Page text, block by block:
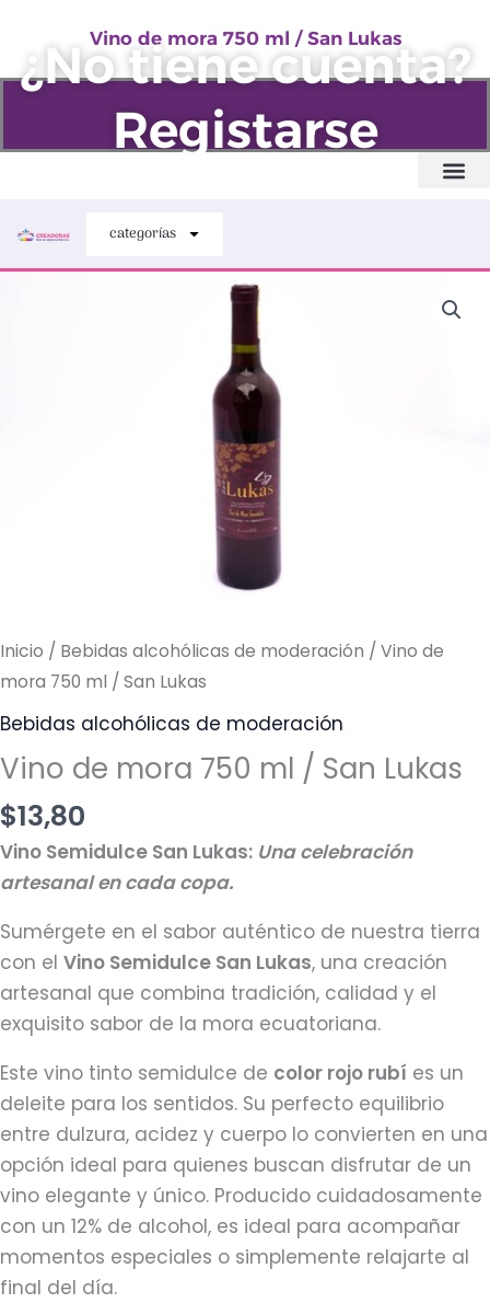
contenido
Vino de mora 750 ml / San Lukas
¿No tiene cuenta?
Registarse
categorías
Inicio / Bebidas alcohólicas de moderación / Vino de
mora 750 ml / San Lukas
Bebidas alcohólicas de moderación
Vino de mora 750 ml / San Lukas
$13,80
Vino Semidulce San Lukas: Una celebración
artesanal en cada copa.
Sumérgete en el sabor auténtico de nuestra tierra
con el Vino Semidulce San Lukas, una creación
artesanal que combina tradición, calidad y el
exquisito sabor de la mora ecuatoriana.
Este vino tinto semidulce de color rojo rubí es un
deleite para los sentidos. Su perfecto equilibrio
entre dulzura, acidez y cuerpo lo convierten en una
opción ideal para quienes buscan disfrutar de un
vino elegante y único. Producido cuidadosamente
con un 12% de alcohol, es ideal para acompañar
momentos especiales o simplemente relajarte al
final del día.
ml